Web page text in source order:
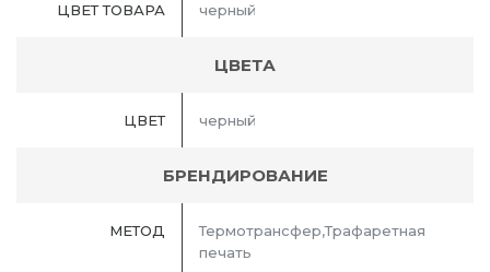
ЦВЕТ ТОВАРА черный
ЦВЕТА
ЦВЕТ черный
БРЕНДИРОВАНИЕ
МЕТОД
Термотрансфер,Трафаретная
печать